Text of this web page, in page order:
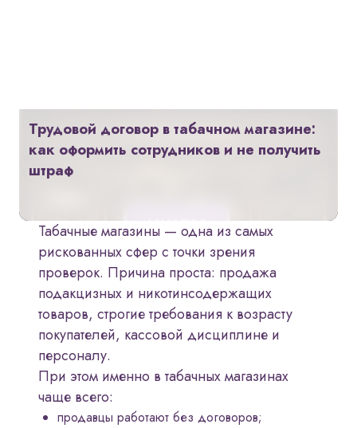
Трудовой договор в табачном магазине:
как оформить сотрудников и не получить
штраф
Табачные магазины — одна из самых
рискованных сфер с точки зрения
проверок. Причина проста: продажа
подакцизных и никотинсодержащих
товаров, строгие требования к возрасту
покупателей, кассовой дисциплине и
персоналу.
При этом именно в табачных магазинах
чаще всего:
продавцы работают без договоров;